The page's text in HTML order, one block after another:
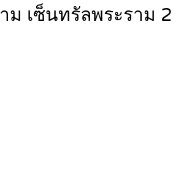
ม เซ็นทรัลพระราม 2